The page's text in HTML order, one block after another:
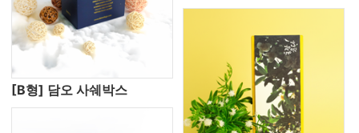
[B형] 담오 사쉐박스